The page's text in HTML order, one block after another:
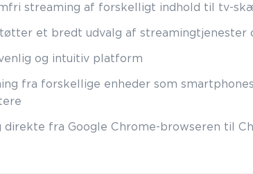
streaming af forskelligt indhold til tv-
et bredt udvalg af streamingtjenester
og intuitiv platform
fra forskellige enheder som
direkte fra Google Chrome-browseren til